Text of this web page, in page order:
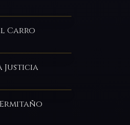
Carro
Justicia